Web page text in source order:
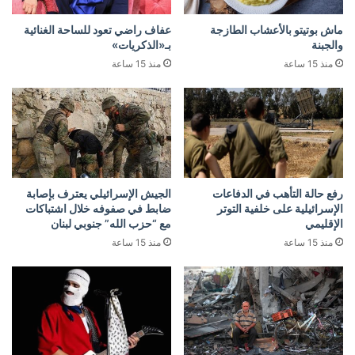
ماش بوتيتو بالأعشاب الطازجة
والجبنة
منذ 15 ساعة
عفاف راضي تعود للساحة الغنائية
بـ«الذكريات»
منذ 15 ساعة
رفع حالة التأهب في الدفاعات
الإسرائيلية على خلفية التوتر
الإقليمي
منذ 15 ساعة
الجيش الإسرائيلي يعترف بإصابة
ضابط في صفوفه خلال اشتباكات
مع “حزب الله” جنوبي لبنان
منذ 15 ساعة